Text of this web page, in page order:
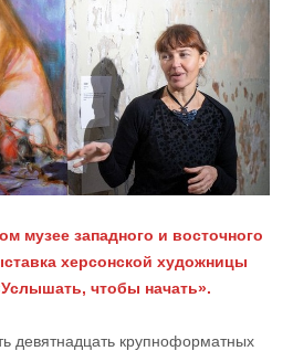
музее западного и восточного
херсонской художницы
чтобы начать».
девятнадцать крупноформатных